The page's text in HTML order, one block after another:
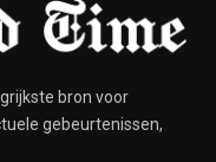
bron voor
gebeurtenissen,